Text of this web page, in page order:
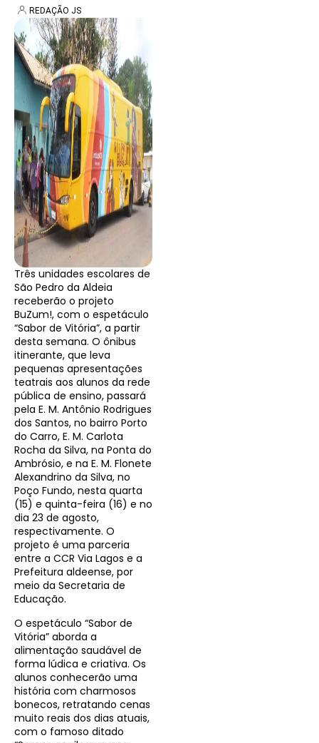
REDAÇÃO JS
Três unidades escolares de
São Pedro da Aldeia
receberão o projeto
BuZum!, com o espetáculo
“Sabor de Vitória”, a partir
desta semana. O ônibus
itinerante, que leva
pequenas apresentações
teatrais aos alunos da rede
pública de ensino, passará
pela E. M. Antônio Rodrigues
dos Santos, no bairro Porto
do Carro, E. M. Carlota
Rocha da Silva, na Ponta do
Ambrósio, e na E. M. Flonete
Alexandrino da Silva, no
Poço Fundo, nesta quarta
(15) e quinta-feira (16) e no
dia 23 de agosto,
respectivamente. O
projeto é uma parceria
entre a CCR Via Lagos e a
Prefeitura aldeense, por
meio da Secretaria de
Educação.
O espetáculo “Sabor de
Vitória” aborda a
alimentação saudável de
forma lúdica e criativa. Os
alunos conhecerão uma
história com charmosos
bonecos, retratando cenas
muito reais dos dias atuais,
com o famoso ditado